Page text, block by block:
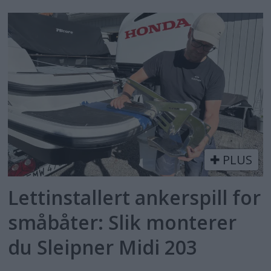
PLUS
Lettinstallert ankerspill for
småbåter: Slik monterer
du Sleipner Midi 203